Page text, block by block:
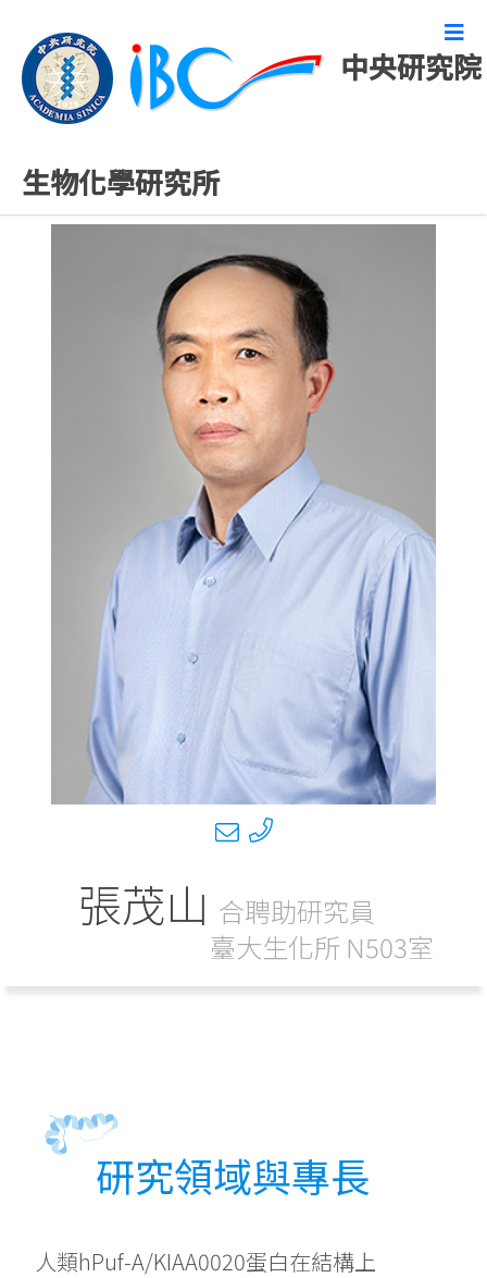
中央研究院
生物化學研究所
合聘研究人員
張茂山 合聘助研究員
臺大生化所 N503室
研究領域與專長
人類hPuf-A/KIAA0020蛋白在結構上